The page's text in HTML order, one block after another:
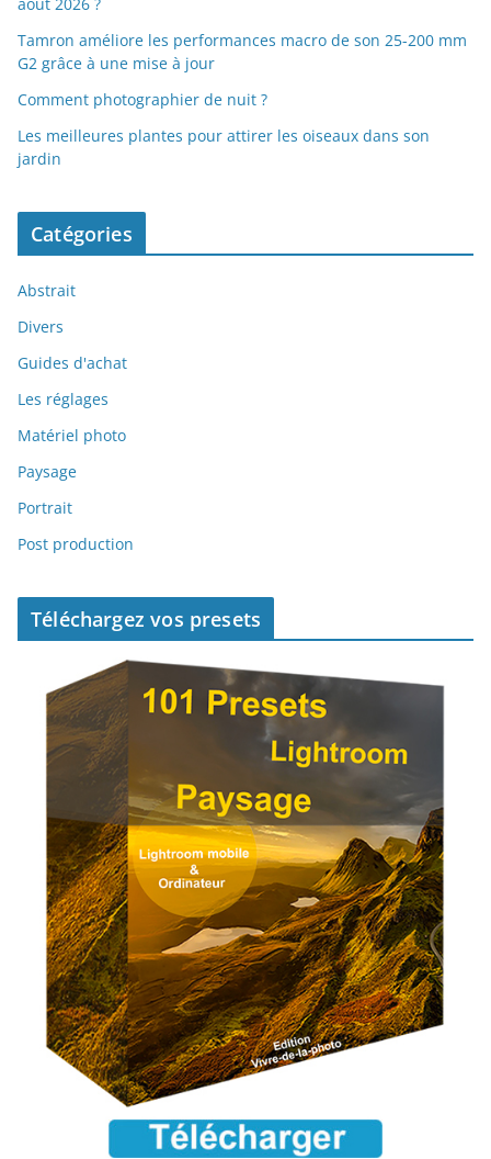
Tamron améliore les performances macro de son 25-200 mm
G2 grâce à une mise à jour
Comment photographier de nuit ?
Les meilleures plantes pour attirer les oiseaux dans son
jardin
Catégories
Abstrait
Divers
Guides d'achat
Les réglages
Matériel photo
Paysage
Portrait
Post production
Téléchargez vos presets